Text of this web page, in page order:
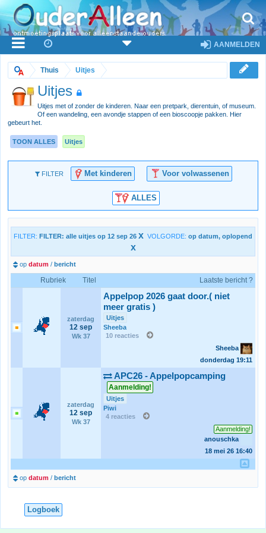
AANMELDEN
Thuis Uitjes
Uitjes
Uitjes met of zonder de kinderen. Naar een pretpark, dierentuin, of museum.
Of een wandeling, een avondje stappen of een bioscoopje pakken. Hier
gebeurt het.
TOON ALLES Uitjes
FILTER Met kinderen Voor volwassenen
ALLES
FILTER: FILTER: alle uitjes op 12 sep 26 x VOLGORDE: op datum, oplopend
x
op datum / bericht
Rubriek Titel Laatste bericht ?
zaterdag
12 sep
Wk 37
Appelpop 2026 gaat door.( niet
meer gratis )
Uitjes
Sheeba
10 reacties
Sheeba
donderdag 19:11
zaterdag
12 sep
Wk 37
APC26 - Appelpopcamping
Aanmelding!
Uitjes
Piwi
4 reacties
Aanmelding!
anouschka
18 mei 26 16:40
op datum / bericht
Logboek